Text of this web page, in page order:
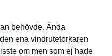
behövde. Ända
ena vindrutetorkaren
om men som ej hade